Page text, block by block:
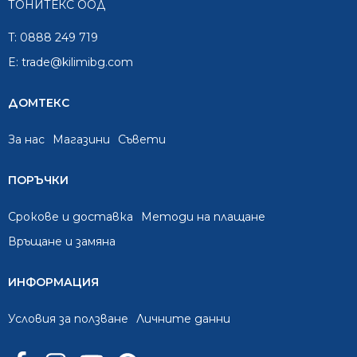
ТОНИТЕКС ООД
T: 0888 249 719
E: trade@kilimibg.com
ДОМТЕКС
За нас Mагазини Съвети
ПОРЪЧКИ
Срокове и доставка
Методи на плащане
Връщане и замяна
ИНФОРМАЦИЯ
Условия за ползване Личните данни